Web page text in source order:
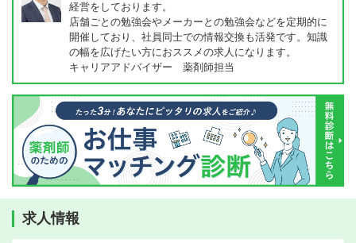
経営をしております。
店舗ごとの勉強会やメーカーとの勉強会などを定期的に
開催しており、社員同士での情報交換も活発です。知識
の幅を広げたい方におススメの求人になります。
キャリアアドバイザー 薬剤師担当
求人情報